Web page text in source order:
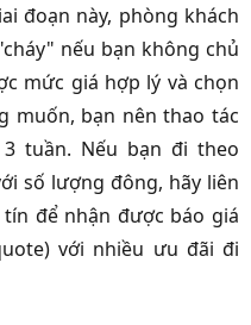
đoạn này, phòng khách
nếu bạn không chủ
mức giá hợp lý và chọn
muốn, bạn nên thao tác
tuần. Nếu bạn đi theo
số lượng đông, hãy liên
để nhận được báo giá
với nhiều ưu đãi đi